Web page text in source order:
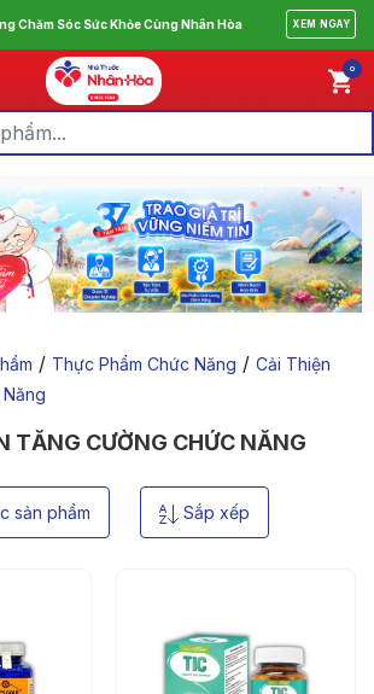
Chăm Sóc Sức Khỏe Cùng Nhân Hòa XEM NGAY
0
/ Thực Phẩm Chức Năng / Cải Thiện
TĂNG CƯỜNG CHỨC NĂNG
sản phẩm Sắp xếp